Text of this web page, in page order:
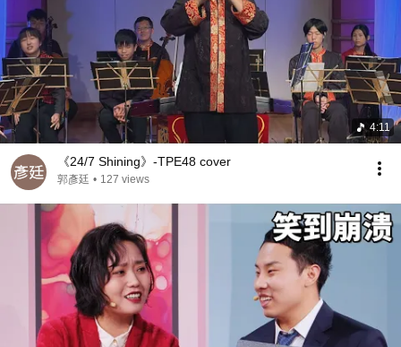
4:11
《24/7 Shining》-TPE48 cover
郭彥廷 • 127 views